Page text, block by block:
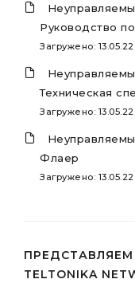
Руководство
Загружено:
Техническая
Загружено:
Флаер
Загружено:
TELTONIKA